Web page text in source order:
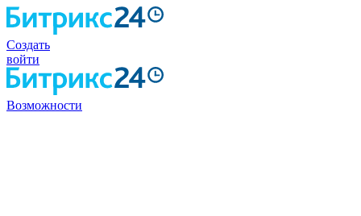
Создать
войти
Возможности